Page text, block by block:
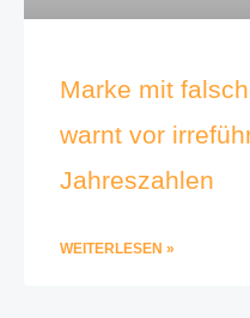
Marke mit
warnt vor
Jahreszahlen
WEITERLESEN »